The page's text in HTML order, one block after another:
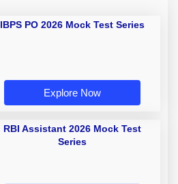
IBPS PO 2026 Mock Test Series
Explore Now
RBI Assistant 2026 Mock Test
Series